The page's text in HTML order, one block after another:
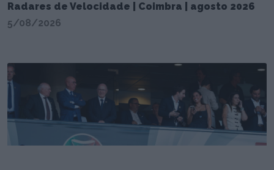
Radares de Velocidade | Coimbra | agosto 2026
5/08/2026